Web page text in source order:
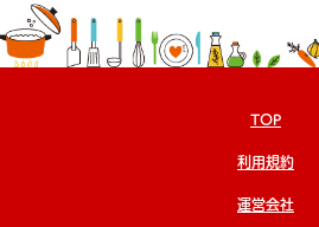
TOP
利用規約
運営会社